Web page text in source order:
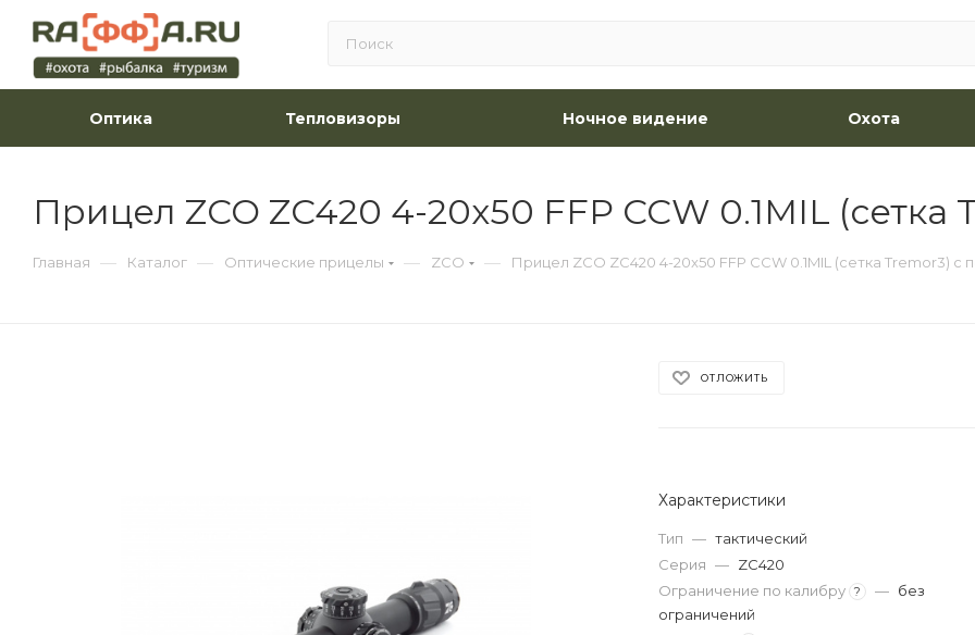
Оптика Тепловизоры Ночное видение Охота
Прицел ZCO ZC420 4-20x50 FFP CCW 0.1MIL (сетка
Главная — Каталог — Оптические прицелы — ZCO — Прицел ZCO ZC420 4-20x50 FFP CCW 0.1MIL (сетка Tremor3) с
ОТЛОЖИТЬ
Характеристики
Тип — тактический
Серия — ZC420
Ограничение по калибру ? — без
ограничений